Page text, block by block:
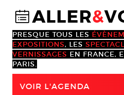
@ALLER&
PRESQUE TOUS LES
EXPOSITIONS, LES
VERNISSAGES EN FRANCE,
PARIS.
VOIR L'AGENDA